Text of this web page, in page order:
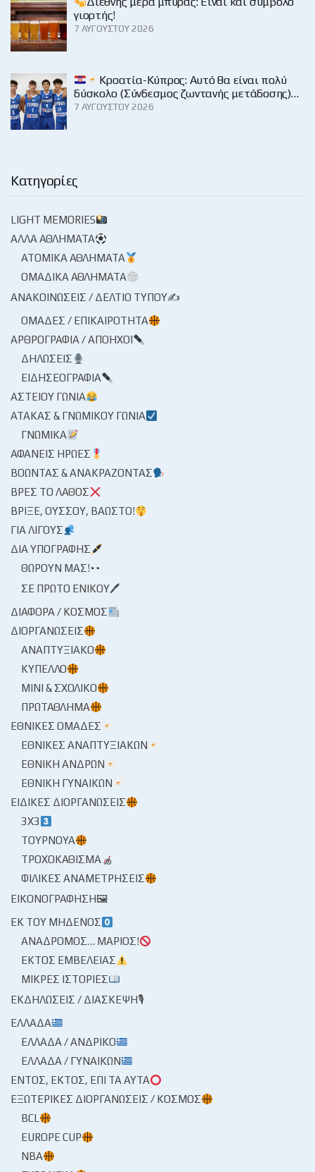
γιορτής!
7 ΑΥΓΟΎΣΤΟΥ 2026
Κροατία-Κύπρος: Αυτό θα είναι πολύ
δύσκολο (Σύνδεσμος ζωντανής μετάδοσης)…
7 ΑΥΓΟΎΣΤΟΥ 2026
Κατηγορίες
LIGHT MEMORIES
ΆΛΛΑ ΑΘΛΉΜΑΤΑ
ΑΤΟΜΙΚΆ ΑΘΛΉΜΑΤΑ
ΟΜΑΔΙΚΆ ΑΘΛΉΜΑΤΑ
ΑΝΑΚΟΙΝΏΣΕΙΣ / ΔΕΛΤΊΟ ΤΎΠΟΥ✍
ΟΜΆΔΕΣ / ΕΠΙΚΑΙΡΌΤΗΤΑ
ΑΡΘΡΟΓΡΑΦΊΑ / ΑΠΌΗΧΟΙ
ΔΗΛΏΣΕΙΣ
ΕΙΔΗΣΕΟΓΡΑΦΊΑ
ΑΣΤΕΊΟΥ ΓΩΝΊΑ
ΑΤΆΚΑΣ & ΓΝΩΜΙΚΟΎ ΓΩΝΊΑ
ΓΝΩΜΙΚΆ
ΑΦΑΝΕΊΣ ΉΡΩΕΣ
ΒΟΏΝΤΑΣ & ΑΝΑΚΡΆΖΟΝΤΑΣ
ΒΡΕΣ ΤΟ ΛΆΘΟΣ
ΒΡΊΞΕ, ΟΎΣΣΟΥ, ΒΆΩΣΤΟ!
ΓΙΑ ΛΊΓΟΥΣ
ΔΙΑ ΥΠΟΓΡΑΦΉΣ
ΘΩΡΟΎΝ ΜΑΣ!
ΣΕ ΠΡΏΤΟ ΕΝΙΚΟΎ🖊
ΔΙΆΦΟΡΑ / ΚΌΣΜΟΣ
ΔΙΟΡΓΑΝΏΣΕΙΣ
ΑΝΑΠΤΥΞΙΑΚΌ
ΚΎΠΕΛΛΟ
ΜΊΝΙ & ΣΧΟΛΙΚΌ
ΠΡΩΤΆΘΛΗΜΑ
ΕΘΝΙΚΈΣ ΟΜΆΔΕΣ
ΕΘΝΙΚΈΣ ΑΝΑΠΤΥΞΙΑΚΏΝ
ΕΘΝΙΚΉ ΑΝΔΡΏΝ
ΕΘΝΙΚΉ ΓΥΝΑΙΚΏΝ
ΕΙΔΙΚΈΣ ΔΙΟΡΓΑΝΏΣΕΙΣ
3X3
ΤΟΥΡΝΟΥΆ
ΤΡΟΧΟΚΆΘΙΣΜΑ
ΦΙΛΙΚΈΣ ΑΝΑΜΕΤΡΉΣΕΙΣ
ΕΙΚΟΝΟΓΡΆΦΗΣΗ🖼
ΕΚ ΤΟΥ ΜΗΔΕΝΌΣ
ΑΝΆΔΡΟΜΟΣ… ΜΆΡΙΟΣ!
ΕΚΤΌΣ ΕΜΒΈΛΕΙΑΣ
ΜΙΚΡΈΣ ΙΣΤΟΡΊΕΣ
ΕΚΔΗΛΏΣΕΙΣ / ΔΙΆΣΚΕΨΗ🎙
ΕΛΛΆΔΑ
ΕΛΛΆΔΑ / ΑΝΔΡΙΚΌ
ΕΛΛΆΔΑ / ΓΥΝΑΙΚΏΝ
ΕΝΤΌΣ, ΕΚΤΌΣ, ΕΠΊ ΤΑ ΑΥΤΆ
ΕΞΩΤΕΡΙΚΈΣ ΔΙΟΡΓΑΝΏΣΕΙΣ / ΚΌΣΜΟΣ
BCL
EUROPE CUP
NBA